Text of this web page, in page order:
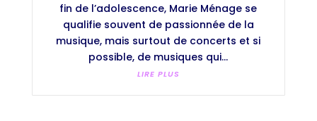
fin de l’adolescence, Marie Ménage se
qualifie souvent de passionnée de la
musique, mais surtout de concerts et si
possible, de musiques qui...
LIRE PLUS